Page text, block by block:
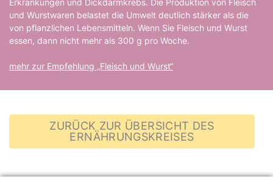
und Wurstwaren belastet die Umwelt deutlich stärker als die
von pflanzlichen Lebensmitteln. Wenn Sie Fleisch und Wurst
essen, dann nicht mehr als 300 g pro Woche.
mehr zur Empfehlung „Fleisch und Wurst“
ZURÜCK ZUR ÜBERSICHT DES
ERNÄHRUNGSKREISES